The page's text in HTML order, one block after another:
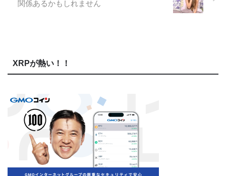
関係あるかもしれません
XRPが熱い！！